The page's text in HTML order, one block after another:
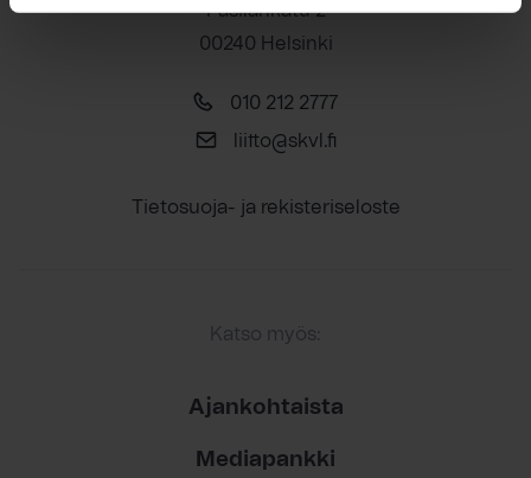
Pasilankatu 2
00240 Helsinki
010 212 2777
liitto@skvl.fi
Tietosuoja- ja rekisteriseloste
Katso myös:
Ajankohtaista
Mediapankki